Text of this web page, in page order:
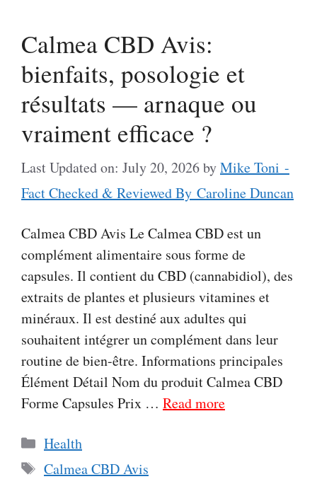
Calmea CBD Avis:
bienfaits, posologie et
résultats — arnaque ou
vraiment efficace ?
Last Updated on: July 20, 2026byMike Toni -
Fact Checked & Reviewed By Caroline Duncan
Calmea CBD Avis Le Calmea CBD est un
complément alimentaire sous forme de
capsules. Il contient du CBD (cannabidiol), des
extraits de plantes et plusieurs vitamines et
minéraux. Il est destiné aux adultes qui
souhaitent intégrer un complément dans leur
routine de bien-être. Informations principales
Élément Détail Nom du produit Calmea CBD
Forme Capsules Prix … Read more
Categories
Health
Tags
Calmea CBD Avis